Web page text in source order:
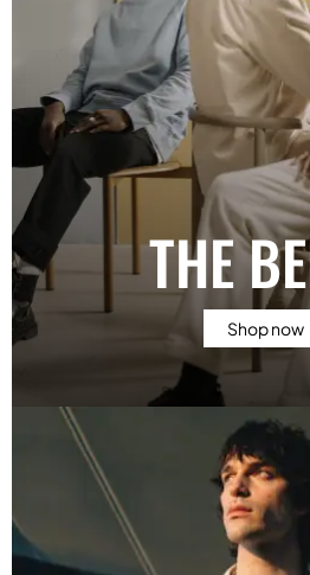
THE
Shop now